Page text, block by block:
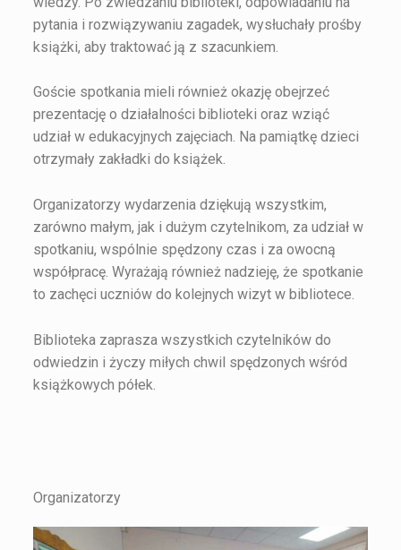
pytania i rozwiązywaniu zagadek, wysłuchały prośby
książki, aby traktować ją z szacunkiem.
Goście spotkania mieli również okazję obejrzeć
prezentację o działalności biblioteki oraz wziąć
udział w edukacyjnych zajęciach. Na pamiątkę dzieci
otrzymały zakładki do książek.
Organizatorzy wydarzenia dziękują wszystkim,
zarówno małym, jak i dużym czytelnikom, za udział w
spotkaniu, wspólnie spędzony czas i za owocną
współpracę. Wyrażają również nadzieję, że spotkanie
to zachęci uczniów do kolejnych wizyt w bibliotece.
Biblioteka zaprasza wszystkich czytelników do
odwiedzin i życzy miłych chwil spędzonych wśród
książkowych półek.
Organizatorzy